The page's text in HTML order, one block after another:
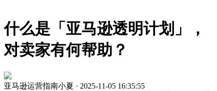
什么是「亚马逊透明计划」，
对卖家有何帮助？
亚马逊运营指南小夏 · 2025-11-05 16:35:55